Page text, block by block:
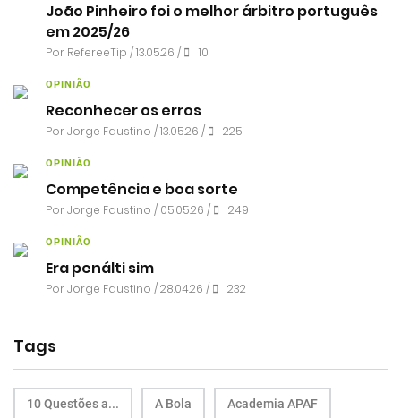
João Pinheiro foi o melhor árbitro português
em 2025/26
Por RefereeTip / 13.05.26 / 10
OPINIÃO
Reconhecer os erros
PorJorge Faustino / 13.05.26 / 225
OPINIÃO
Competência e boa sorte
PorJorge Faustino / 05.05.26 / 249
OPINIÃO
Era penálti sim
PorJorge Faustino / 28.04.26 / 232
Tags
10 Questões a... A Bola Academia APAF